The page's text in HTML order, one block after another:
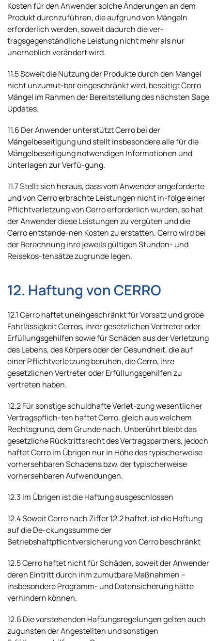
Kosten für den Anwender solche Änderungen an dem
Produkt durchzuführen, die aufgrund von Mängeln
erforderlich werden, soweit dadurch die ver-
tragsgegenständliche Leistung nicht mehr als nur
unerheblich verändert wird.
11.5 Soweit die Nutzung der Produkte durch den Mangel
nicht unzumut-bar eingeschränkt wird, beseitigt Cerro
Mängel im Rahmen der Bereitstellung des nächsten Sage
Updates.
11.6 Der Anwender unterstützt Cerro bei der
Mängelbeseitigung und stellt insbesondere alle für die
Mängelbeseitigung notwendigen Informationen und
Unterlagen zur Verfü-gung.
11.7 Stellt sich heraus, dass vom Anwender angeforderte
und von Cerro erbrachte Leistungen nicht in-folge einer
Pflichtverletzung von Cerro erforderlich wurden, so hat
der Anwender diese Leistungen zu vergüten und die
Cerro entstande-nen Kosten zu erstatten. Cerro wird bei
der Berechnung ihre jeweils gültigen Stunden- und
Reisekos-tensätze zugrunde legen.
12. Haftung von CERRO
12.1 Cerro haftet uneingeschränkt für Vorsatz und grobe
Fahrlässigkeit Cerros, ihrer gesetzlichen Vertreter oder
Erfüllungsgehilfen sowie für Schäden aus der Verletzung
des Lebens, des Körpers oder der Gesundheit, die auf
einer Pflichtverletzung beruhen, die Cerro, ihre
gesetzlichen Vertreter oder Erfüllungsgehilfen zu
vertreten haben.
12.2 Für sonstige schuldhafte Verlet-zung wesentlicher
Vertragspflich-ten haftet Cerro, gleich aus welchem
Rechtsgrund, dem Grunde nach. Unberührt bleibt das
gesetzliche Rücktrittsrecht des Vertragspartners, jedoch
haftet Cerro im Übrigen nur in Höhe des typischerweise
vorhersehbaren Schadens bzw. der typischerweise
vorhersehbaren Aufwendungen.
12.3 Im Übrigen ist die Haftung ausgeschlossen
12.4 Soweit Cerro nach Ziffer 12.2 haftet, ist die Haftung
auf die De-ckungssumme der
Betriebshaftpflichtversicherung von Cerro beschränkt
12.5 Cerro haftet nicht für Schäden, soweit der Anwender
deren Eintritt durch ihm zumutbare Maßnahmen –
insbesondere Programm- und Datensicherung hätte
verhindern können.
12.6 Die vorstehenden Haftungsregelungen gelten auch
zugunsten der Angestellten und sonstigen